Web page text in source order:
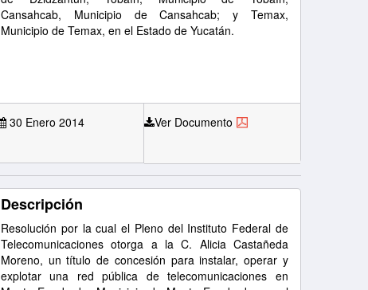
Cansahcab, Municipio de Cansahcab; y Temax,
Municipio de Temax, en el Estado de Yucatán.
30 Enero 2014 Ver Documento
Descripción
Resolución por la cual el Pleno del Instituto Federal de
Telecomunicaciones otorga a la C. Alicia Castañeda
Moreno, un título de concesión para instalar, operar y
explotar una red pública de telecomunicaciones en